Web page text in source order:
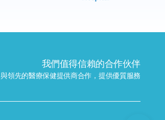
我們值得信賴的合作伙伴
與領先的醫療保健提供商合作，提供優質服務